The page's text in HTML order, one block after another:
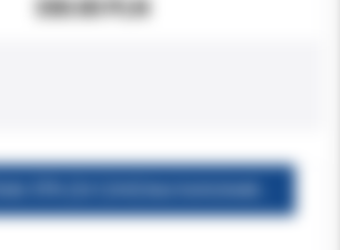
330.00 PLN